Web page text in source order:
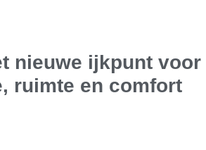
nieuwe ijkpunt voor
ruimte en comfort